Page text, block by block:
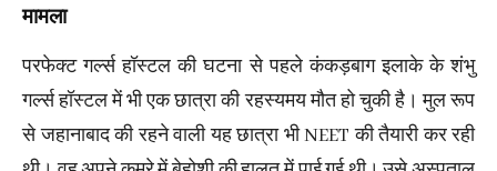
मामला
परफेक्ट गर्ल्स हॉस्टल की घटना से पहले कंकड़बाग इलाके के शंभु
गर्ल्स हॉस्टल में भी एक छात्रा की रहस्यमय मौत हो चुकी है। मुल रूप
से जहानाबाद की रहने वाली यह छात्रा भी NEET की तैयारी कर रही